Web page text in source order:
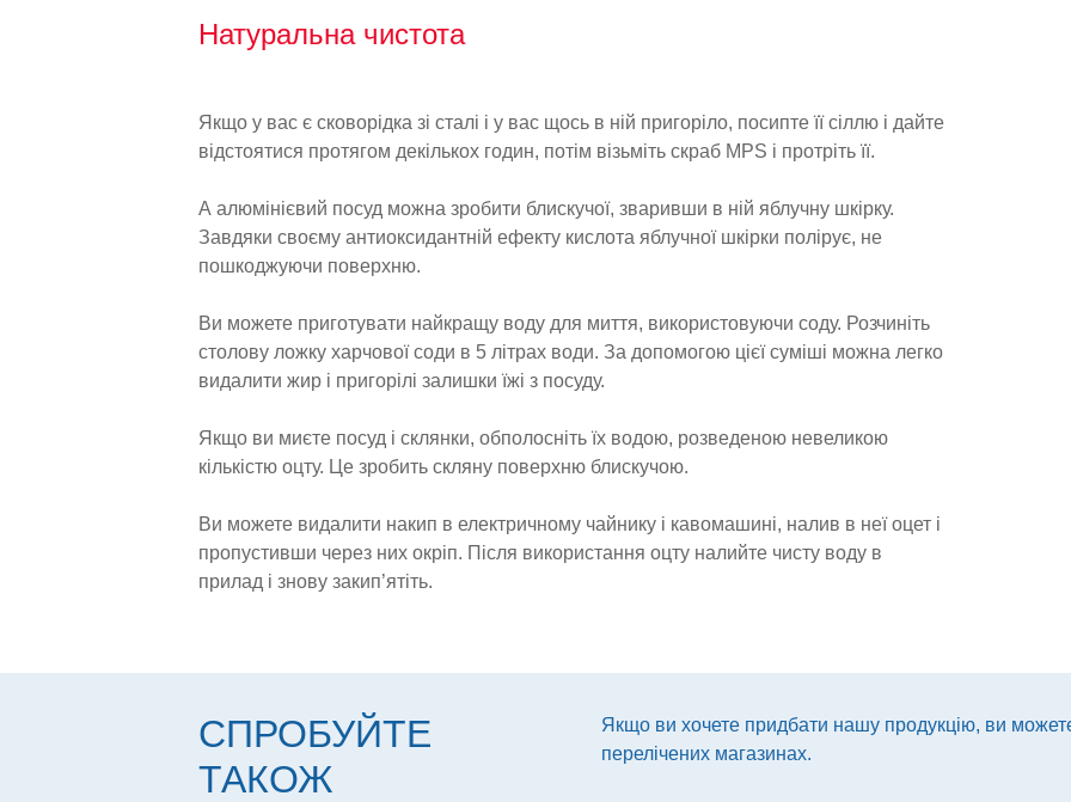
Натуральна чистота
Якщо у вас є сковорідка зі сталі і у вас щось в ній пригоріло, посипте її сіллю і дайте
відстоятися протягом декількох годин, потім візьміть скраб MPS і протріть її.
А алюмінієвий посуд можна зробити блискучої, зваривши в ній яблучну шкірку.
Завдяки своєму антиоксидантній ефекту кислота яблучної шкірки полірує, не
пошкоджуючи поверхню.
Ви можете приготувати найкращу воду для миття, використовуючи соду. Розчиніть
столову ложку харчової соди в 5 літрах води. За допомогою цієї суміші можна легко
видалити жир і пригорілі залишки їжі з посуду.
Якщо ви миєте посуд і склянки, обполосніть їх водою, розведеною невеликою
кількістю оцту. Це зробить скляну поверхню блискучою.
Ви можете видалити накип в електричному чайнику і кавомашині, налив в неї оцет і
пропустивши через них окріп. Після використання оцту налийте чисту воду в
прилад і знову закип’ятіть.
СПРОБУЙТЕ
ТАКОЖ
Якщо ви хочете придбати нашу продукцію, ви
перелічених магазинах.